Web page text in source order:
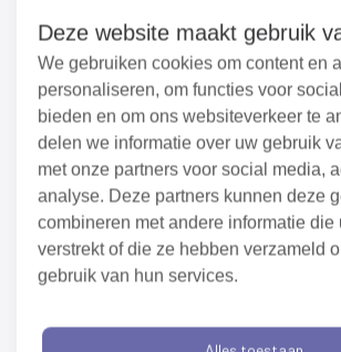
Deze website maakt gebruik
We gebruiken cookies om content en
personaliseren, om functies voor
bieden en om ons websiteverkeer te
delen we informatie over uw gebruik
met onze partners voor social media,
analyse. Deze partners kunnen deze
combineren met andere informatie die
verstrekt of die ze hebben verzameld
gebruik van hun services.
houdt in dat we de schakel zijn tussen
de vuurwerkbedrijven,
justitie. Het hele jaar door worden
landelijk afgestemd met andere
omgevingsdiensten, de
Ministerie van Infrastructuur en
de Inspectie Leefomgeving en
Inschrijven voor de externe